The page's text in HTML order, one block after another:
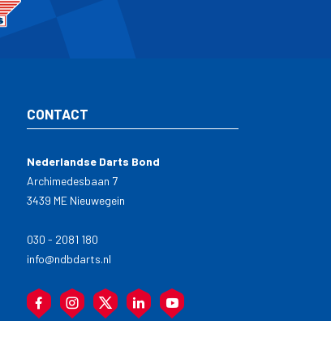
CONTACT
Nederlandse Darts Bond
Archimedesbaan 7
3439 ME Nieuwegein
030 - 2081 180
info@ndbdarts.nl